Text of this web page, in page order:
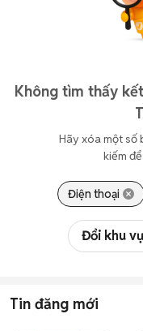
Không tìm thấy
Hãy xóa một số
kiếm
Điện thoại
Đổi khu
Tin đăng mới